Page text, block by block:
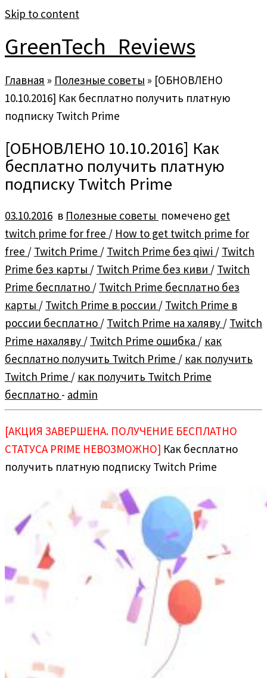
Skip to content
GreenTech_Reviews
Главная » Полезные советы » [ОБНОВЛЕНО
10.10.2016] Как бесплатно получить платную
подписку Twitch Prime
[ОБНОВЛЕНО 10.10.2016] Как
бесплатно получить платную
подписку Twitch Prime
03.10.2016 в Полезные советы помечено get
twitch prime for free / How to get twitch prime for
free / Twitch Prime / Twitch Prime без qiwi / Twitch
Prime без карты / Twitch Prime без киви / Twitch
Prime бесплатно / Twitch Prime бесплатно без
карты / Twitch Prime в россии / Twitch Prime в
россии бесплатно / Twitch Prime на халяву / Twitch
Prime нахаляву / Twitch Prime ошибка / как
бесплатно получить Twitch Prime / как получить
Twitch Prime / как получить Twitch Prime
бесплатно - admin
[АКЦИЯ ЗАВЕРШЕНА. ПОЛУЧЕНИЕ БЕСПЛАТНО
СТАТУСА PRIME НЕВОЗМОЖНО] Как бесплатно
получить платную подписку Twitch Prime